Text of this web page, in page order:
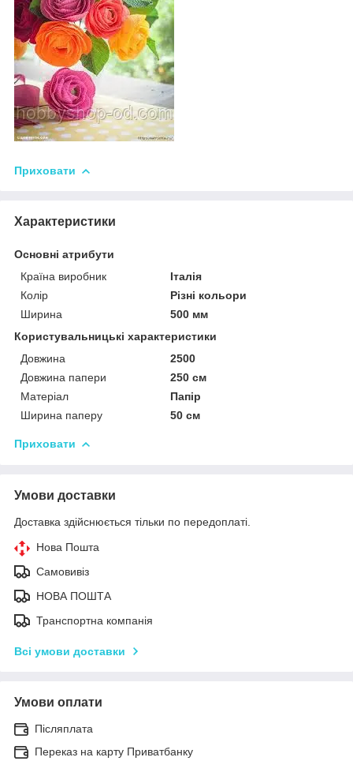
Приховати
Характеристики
Основні атрибути
Країна виробник
Італія
Колір
Різні кольори
Ширина
500 мм
Користувальницькі характеристики
Довжина
2500
Довжина папери
250 см
Матеріал
Папір
Ширина паперу
50 см
Приховати
Умови доставки
Доставка здійснюється тільки по передоплаті.
Нова Пошта
Самовивіз
НОВА ПОШТА
Транспортна компанія
Всі умови доставки
Умови оплати
Післяплата
Переказ на карту Приватбанку